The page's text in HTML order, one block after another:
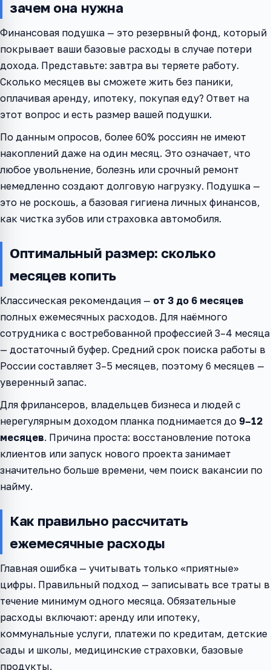
зачем она нужна
Финансовая подушка — это резервный фонд, который
покрывает ваши базовые расходы в случае потери
дохода. Представьте: завтра вы теряете работу.
Сколько месяцев вы сможете жить без паники,
оплачивая аренду, ипотеку, покупая еду? Ответ на
этот вопрос и есть размер вашей подушки.
По данным опросов, более 60% россиян не имеют
накоплений даже на один месяц. Это означает, что
любое увольнение, болезнь или срочный ремонт
немедленно создают долговую нагрузку. Подушка —
это не роскошь, а базовая гигиена личных финансов,
как чистка зубов или страховка автомобиля.
Оптимальный размер: сколько
месяцев копить
Классическая рекомендация — от 3 до 6 месяцев
полных ежемесячных расходов. Для наёмного
сотрудника с востребованной профессией 3–4 месяца
— достаточный буфер. Средний срок поиска работы в
России составляет 3–5 месяцев, поэтому 6 месяцев —
уверенный запас.
Для фрилансеров, владельцев бизнеса и людей с
нерегулярным доходом планка поднимается до 9–12
месяцев. Причина проста: восстановление потока
клиентов или запуск нового проекта занимает
значительно больше времени, чем поиск вакансии по
найму.
Как правильно рассчитать
ежемесячные расходы
Главная ошибка — учитывать только «приятные»
цифры. Правильный подход — записывать все траты в
течение минимум одного месяца. Обязательные
расходы включают: аренду или ипотеку,
коммунальные услуги, платежи по кредитам, детские
сады и школы, медицинские страховки, базовые
продукты.